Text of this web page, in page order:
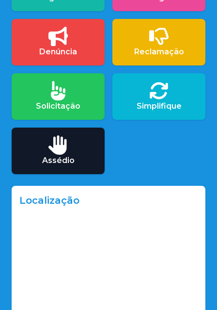
Denúncia Reclamação
Solicitação Simplifique
Assédio
Localização